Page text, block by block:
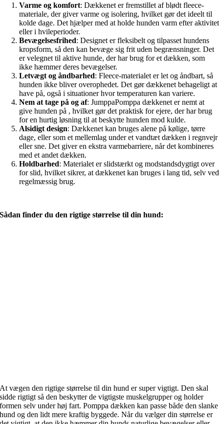
Varme og komfort: Dækkenet er fremstillet af blødt fleece-
materiale, der giver varme og isolering, hvilket gør det ideelt til
kolde dage. Det hjælper med at holde hunden varm efter aktivitet
eller i hvileperioder.
Bevægelsesfrihed: Designet er fleksibelt og tilpasset hundens
kropsform, så den kan bevæge sig frit uden begrænsninger. Det
er velegnet til aktive hunde, der har brug for et dækken, som
ikke hæmmer deres bevægelser.
Letvægt og åndbarhed: Fleece-materialet er let og åndbart, så
hunden ikke bliver overophedet. Det gør dækkenet behageligt at
have på, også i situationer hvor temperaturen kan variere.
Nem at tage på og af: JumppaPomppa dækkenet er nemt at
give hunden på , hvilket gør det praktisk for ejere, der har brug
for en hurtig løsning til at beskytte hunden mod kulde.
Alsidigt design: Dækkenet kan bruges alene på kølige, tørre
dage, eller som et mellemlag under et vandtæt dækken i regnvejr
eller sne. Det giver en ekstra varmebarriere, når det kombineres
med et andet dækken.
Holdbarhed: Materialet er slidstærkt og modstandsdygtigt over
for slid, hvilket sikrer, at dækkenet kan bruges i lang tid, selv ved
regelmæssig brug.
Sådan finder du den rigtige størrelse til din hund:
At vægen den rigtige størrelse til din hund er super vigtigt. Den skal
sidde rigtigt så den beskytter de vigtigste muskelgrupper og holder
formen selv under høj fart. Pomppa dækken kan passe både den slanke
hund og den lidt mere kraftig byggede. Når du vælger din størrelse er